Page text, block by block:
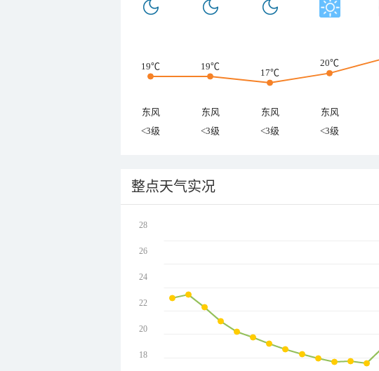
19℃ 19℃
17℃
20℃
东风 东风 东风 东风
<3级
<3级 <3级 <3级
整点天气实况
28
26
24
22
20
18